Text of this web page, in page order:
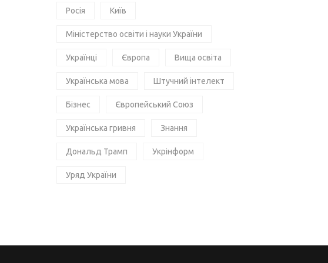
Росія Київ
Міністерство освіти і науки України
Українці Європа Вища освіта
Українська мова Штучний інтелект
Бізнес Європейський Союз
Українська гривня Знання
Дональд Трамп Укрінформ
Уряд України